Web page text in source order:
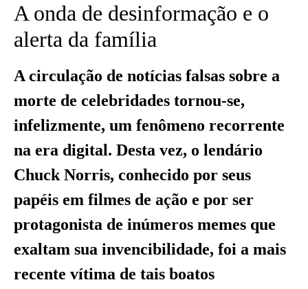
A onda de desinformação e o
alerta da família
A circulação de notícias falsas sobre a
morte de celebridades tornou-se,
infelizmente, um fenômeno recorrente
na era digital. Desta vez, o lendário
Chuck Norris, conhecido por seus
papéis em filmes de ação e por ser
protagonista de inúmeros memes que
exaltam sua invencibilidade, foi a mais
recente vítima de tais boatos